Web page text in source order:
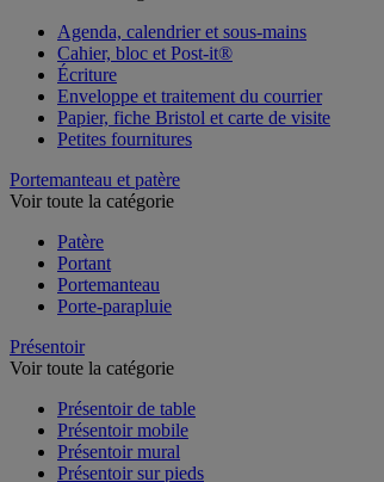
Agenda, calendrier et sous-mains
Cahier, bloc et Post-it®
Écriture
Enveloppe et traitement du courrier
Papier, fiche Bristol et carte de visite
Portemanteau et patère
Patère
Portant
Portemanteau
Présentoir
Présentoir de table
Présentoir mobile
Présentoir mural